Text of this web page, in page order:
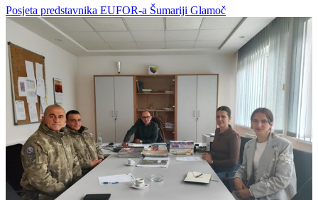
Posjeta predstavnika EUFOR-a Šumariji Glamoč